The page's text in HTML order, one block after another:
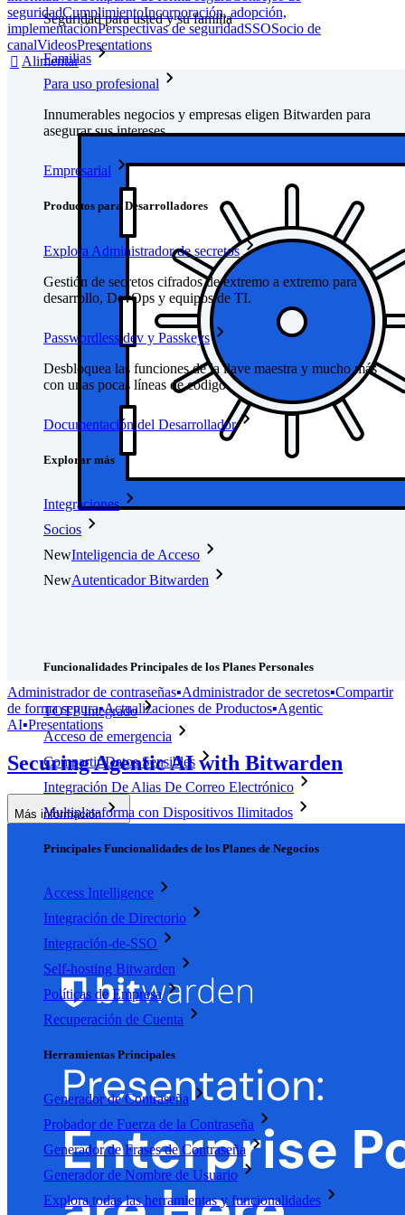
Seguridad para usted y su familia
Familias
Para uso profesional
Innumerables negocios y empresas eligen Bitwarden para
asegurar sus intereses
Empresarial
Productos para Desarrolladores
Explora Administrador de secretos
Gestión de secretos cifrados de extremo a extremo para
desarrollo, DevOps y equipos de TI.
Passwordless.dev y Passkeys
Desbloquea las funciones de la llave maestra y mucho más
con unas pocas líneas de código
Documentación del Desarrollador
Explorar más
Integraciones
Socios
NewInteligencia de Acceso
NewAutenticador Bitwarden
Funcionalidades Principales de los Planes Personales
TOTP Integrado
Acceso de emergencia
Compartir Datos Sensibles
Integración De Alias De Correo Electrónico
Multiplataforma con Dispositivos Ilimitados
Principales Funcionalidades de los Planes de Negocios
Access Intelligence
Integración de Directorio
Integración-de-SSO
Self-hosting Bitwarden
Políticas de Empresa
Recuperación de Cuenta
Herramientas Principales
Generador de Contraseña
Probador de Fuerza de la Contraseña
Generador de Frases de Contraseña
Generador de Nombre de Usuario
Explora todas las herramientas y funcionalidades
seguridadCumplimientoIncorporación, adopción,
implementaciónPerspectivas de seguridadSSOSocio de
canalVideosPresentations
 Alimentar
Administrador de contraseñas▪Administrador de secretos▪Compartir
de forma segura▪Actualizaciones de Productos▪Agentic
AI▪Presentations
Securing Agentic AI with Bitwarden
Más información